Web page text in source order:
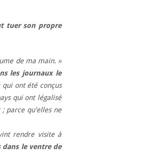
tuer son propre
de ma main. »
les journaux le
qui ont été conçus
qui ont légalisé
parce qu’elles ne
rendre visite à
le ventre de